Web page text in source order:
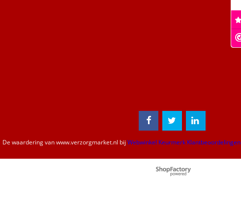
De waardering vanwww.verzorgmarket.nl bij Webwinkel Keurmerk Klantbeoordelingen
Webwinkel gemaakt met
ShopFactory webwinkel